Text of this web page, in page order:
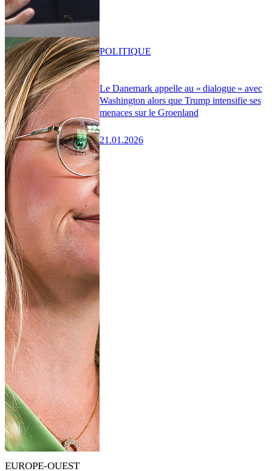
Le Danemark appelle au « dialogue » avec
Washington alors que Trump intensifie ses
menaces sur le Groenland
21.01.2026
POLITIQUE
EUROPE-OUEST